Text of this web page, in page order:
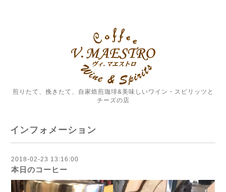
煎りたて、挽きたて、自家焙煎珈琲&美味しいワイン・スピリッツと
チーズの店
インフォメーション
2018-02-23 13:16:00
本日のコーヒー